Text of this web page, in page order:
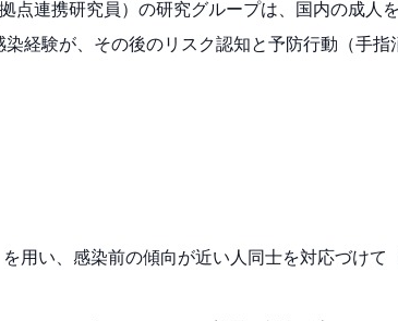
点連携研究員）の研究グループは、国内の成人
経験が、その後のリスク認知と予防行動（手
用い、感染前の傾向が近い人同士を対応づけて